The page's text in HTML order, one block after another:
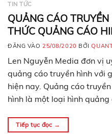
TIN TỨC
QUẢNG CÁO
THỨC QUẢNG CÁO
ĐĂNG VÀO 25/08/2020 BỞI
Len Nguyễn Media đơn vị
quảng cáo truyền hình với
hiện nay. Quảng cáo
hình là một loại hình
quảng…
Tiếp tục đọc →